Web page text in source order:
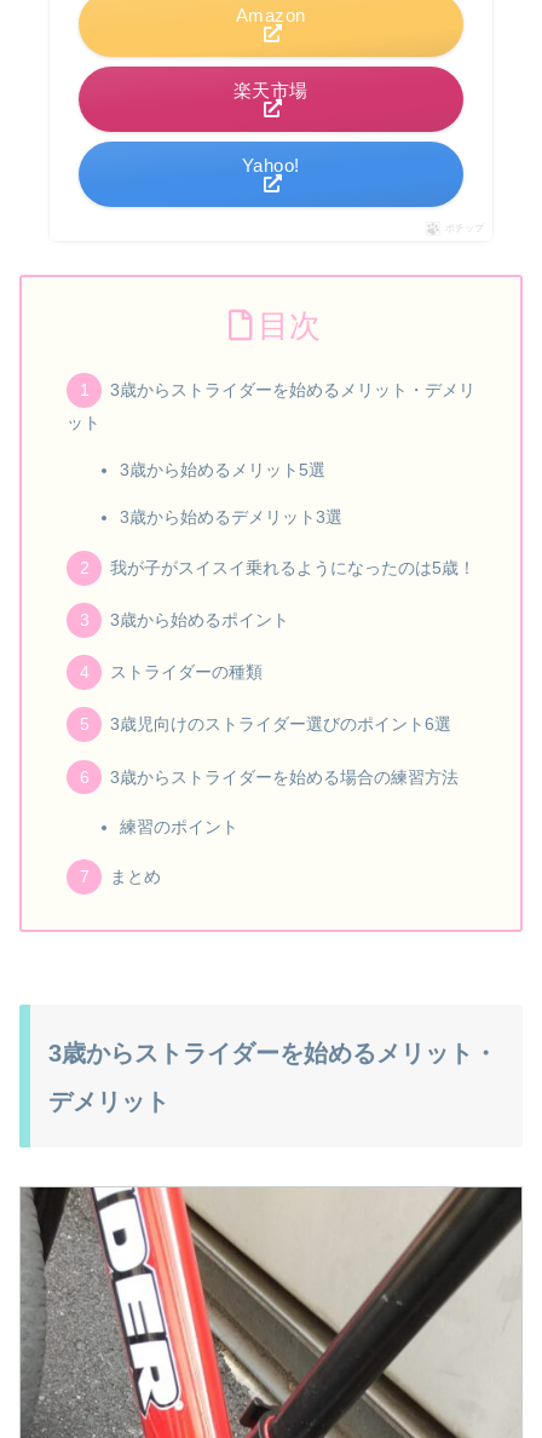
Amazon
楽天市場
Yahoo!
ポチップ
目次
3歳からストライダーを始めるメリット・デメリ
ット
3歳から始めるメリット5選
3歳から始めるデメリット3選
我が子がスイスイ乗れるようになったのは5歳！
3歳から始めるポイント
ストライダーの種類
3歳児向けのストライダー選びのポイント6選
3歳からストライダーを始める場合の練習方法
練習のポイント
まとめ
3歳からストライダーを始めるメリット・
デメリット